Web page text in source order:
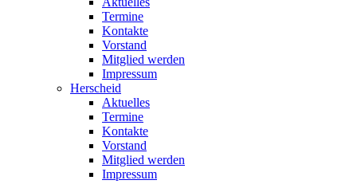
Termine
Kontakte
Vorstand
Mitglied werden
Impressum
Herscheid
Aktuelles
Termine
Kontakte
Vorstand
Mitglied werden
Impressum